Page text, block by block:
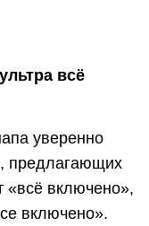
всё
уверенно
предлагающих
«всё включено»,
включено».